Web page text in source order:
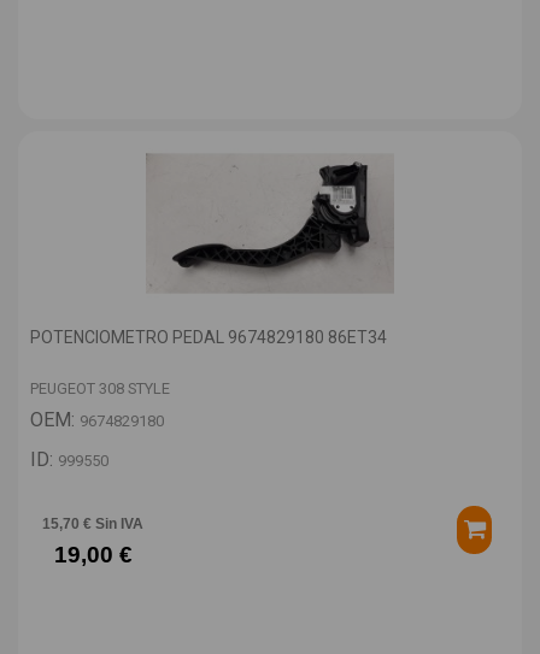
POTENCIOMETRO PEDAL 9674829180 86ET34
PEUGEOT 308 STYLE
OEM: 9674829180
ID: 999550
15,70 € Sin IVA
19,00 €